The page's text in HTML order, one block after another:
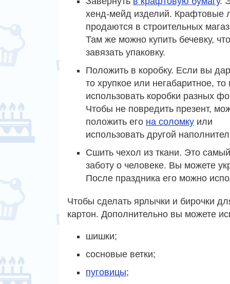
хенд-мейд изделий. Крафтовые
продаются в строительных
Там же можно купить бечевку,
завязать упаковку.
Положить в коробку. Если вы
то хрупкое или негабаритное, то
использовать коробки разных
Чтобы не повредить презент,
положить его на соломку или
использовать другой
Сшить чехол из ткани. Это
заботу о человеке. Вы можете
После праздника его можно
Чтобы сделать ярлычки и бирочки
картон. Дополнительно вы можете
шишки;
сосновые ветки;
пуговицы;